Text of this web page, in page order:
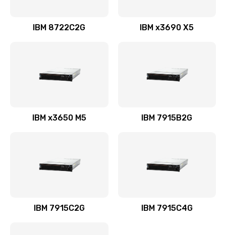
IBM 8722C2G IBM x3690 X5
IBM x3650 M5 IBM 7915B2G
IBM 7915C2G IBM 7915C4G